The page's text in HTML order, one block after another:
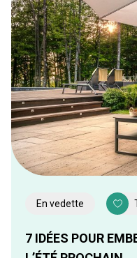
En vedette
7 IDÉES POUR